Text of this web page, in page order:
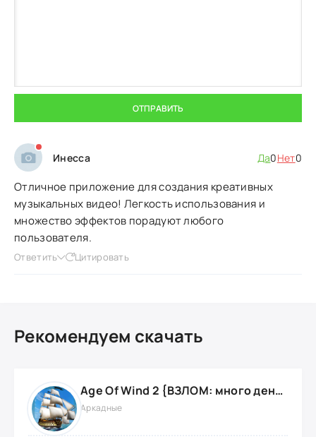
ОТПРАВИТЬ
Инесса Да0Нет0
Отличное приложение для создания креативных
музыкальных видео! Легкость использования и
множество эффектов порадуют любого
пользователя.
Ответить Цитировать
Рекомендуем скачать
Age Of Wind 2 {ВЗЛОМ: много денег}
Аркадные